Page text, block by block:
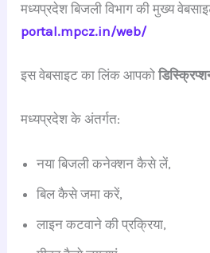
मध्यप्रदेश बिजली विभाग की मुख्य
portal.mpcz.in/web/
इस वेबसाइट का लिंक आपको
मध्यप्रदेश के अंतर्गत:
नया बिजली कनेक्शन कैसे लें,
बिल कैसे जमा करें,
लाइन कटवाने की प्रक्रिया,